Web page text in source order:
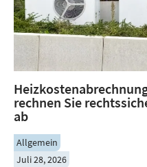
rechnen Sie
ab
Allgemein
Juli 28, 2026